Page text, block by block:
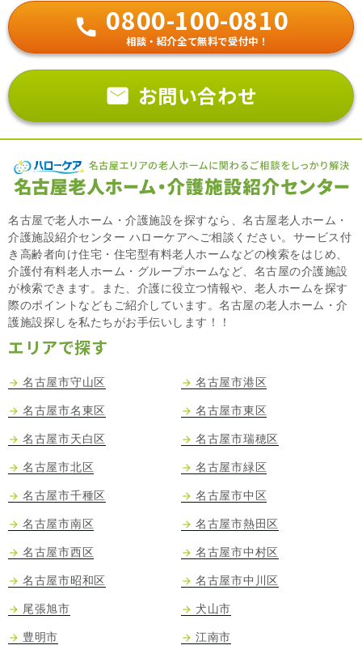
0800-100-0810
相談・紹介全て無料で受付中！
お問い合わせ
名古屋で老人ホーム・介護施設を探すなら、名古屋老人ホーム・
介護施設紹介センター ハローケアへご相談ください。サービス付
き高齢者向け住宅・住宅型有料老人ホームなどの検索をはじめ、
介護付有料老人ホーム・グループホームなど、名古屋の介護施設
が検索できます。また、介護に役立つ情報や、老人ホームを探す
際のポイントなどもご紹介しています。名古屋の老人ホーム・介
護施設探しを私たちがお手伝いします！！
エリアで探す
名古屋市守山区
名古屋市名東区
名古屋市天白区
名古屋市北区
名古屋市千種区
名古屋市南区
名古屋市西区
名古屋市昭和区
名古屋市港区
名古屋市東区
名古屋市瑞穂区
名古屋市緑区
名古屋市中区
名古屋市熱田区
名古屋市中村区
名古屋市中川区
尾張旭市
豊明市
犬山市
江南市